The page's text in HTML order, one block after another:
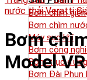
Bơm chìm
Bơm chìm
Máy sục khí
Bơm công
Bơm trục đứng
Bơm Đài Phun
nước thải Veratti
Bơm
Model